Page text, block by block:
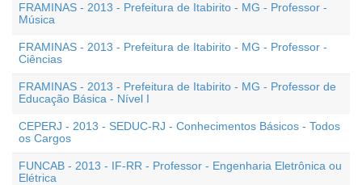
FRAMINAS - 2013 - Prefeitura de Itabirito - MG - Professor -
Música
FRAMINAS - 2013 - Prefeitura de Itabirito - MG - Professor -
Ciências
FRAMINAS - 2013 - Prefeitura de Itabirito - MG - Professor de
Educação Básica - Nível I
CEPERJ - 2013 - SEDUC-RJ - Conhecimentos Básicos - Todos
os Cargos
FUNCAB - 2013 - IF-RR - Professor - Engenharia Eletrônica ou
Elétrica